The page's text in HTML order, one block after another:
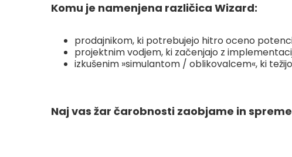
Komu je namenjena različica Wizard:
prodajnikom, ki potrebujejo hitro oceno
projektnim vodjem, ki začenjajo z
izkušenim »simulantom / oblikovalcem«, ki
Naj vas žar čarobnosti zaobjame in